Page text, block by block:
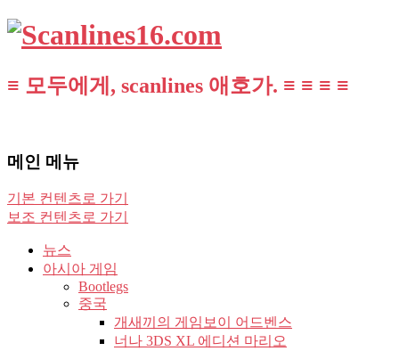
≡ 모두에게, scanlines 애호가. ≡ ≡ ≡ ≡
메인 메뉴
기본 컨텐츠로 가기
보조 컨텐츠로 가기
뉴스
아시아 게임
Bootlegs
중국
개새끼의 게임보이 어드벤스
너나 3DS XL 에디션 마리오